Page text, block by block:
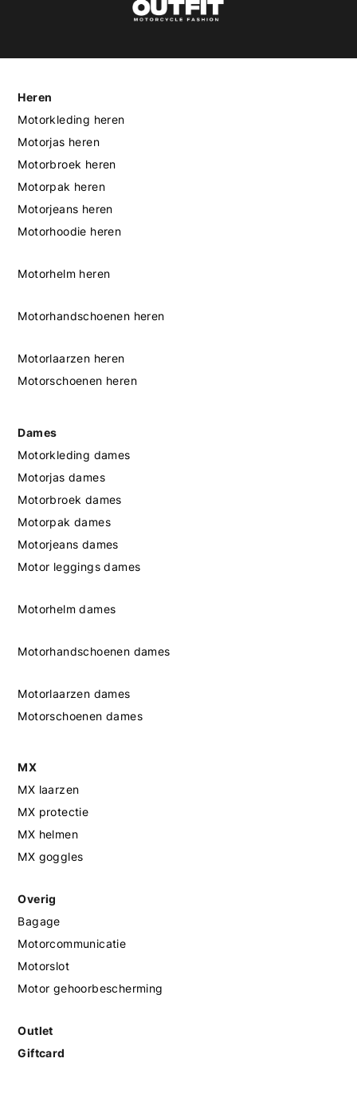
Heren
Motorkleding heren
Motorjas heren
Motorbroek heren
Motorpak heren
Motorjeans heren
Motorhoodie heren
Motorhelm heren
Motorhandschoenen heren
Motorlaarzen heren
Motorschoenen heren
Dames
Motorkleding dames
Motorjas dames
Motorbroek dames
Motorpak dames
Motorjeans dames
Motor leggings dames
Motorhelm dames
Motorhandschoenen dames
Motorlaarzen dames
Motorschoenen dames
MX
MX laarzen
MX protectie
MX helmen
MX goggles
Overig
Bagage
Motorcommunicatie
Motorslot
Motor gehoorbescherming
Outlet
Giftcard